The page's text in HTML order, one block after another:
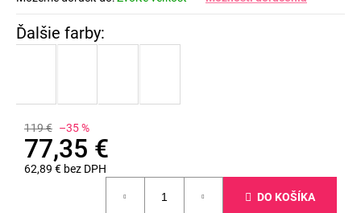
119 € –35 %
77,35 €
62,89 € bez DPH
DO KOŠÍKA